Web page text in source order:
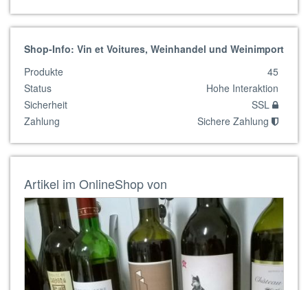
Shop-Info: Vin et Voitures, Weinhandel und Weinimport
Produkte
45
Status
Hohe Interaktion
Sicherheit
SSL
Zahlung
Sichere Zahlung
Artikel im OnlineShop von